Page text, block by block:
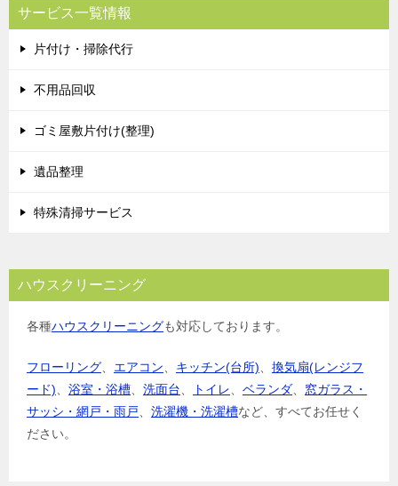
サービス一覧情報
片付け・掃除代行
不用品回収
ゴミ屋敷片付け(整理)
遺品整理
特殊清掃サービス
ハウスクリーニング
各種ハウスクリーニングも対応しております。
フローリング エアコン キッチン(台所)
換気扇(レンジフ
ード)
浴室・浴槽 洗面台 トイレ ベランダ
窓ガラス・
サッシ・網戸・雨戸
洗濯機・洗濯槽など、すべてお任せく
ださい。